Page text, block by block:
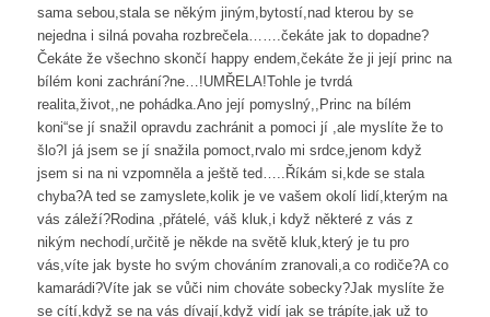
sama sebou,stala se někým jiným,bytostí,nad kterou by se
nejedna i silná povaha rozbrečela…….čekáte jak to dopadne?
Čekáte že všechno skončí happy endem,čekáte že ji její princ na
bílém koni zachrání?ne…!UMŘELA!Tohle je tvrdá
realita,život,,ne pohádka.Ano její pomyslný,,Princ na bílém
koni“se jí snažil opravdu zachránit a pomoci jí ,ale myslíte že to
šlo?I já jsem se jí snažila pomoct,rvalo mi srdce,jenom když
jsem si na ni vzpomněla a ještě ted…..Říkám si,kde se stala
chyba?A ted se zamyslete,kolik je ve vašem okolí lidí,kterým na
vás záleží?Rodina ,přátelé, váš kluk,i když některé z vás z
nikým nechodí,určitě je někde na světě kluk,který je tu pro
vás,víte jak byste ho svým chováním zranovali,a co rodiče?A co
kamarádi?Víte jak se vůči nim chováte sobecky?Jak myslíte že
se cítí,když se na vás dívají,když vidí jak se trápíte,jak už to